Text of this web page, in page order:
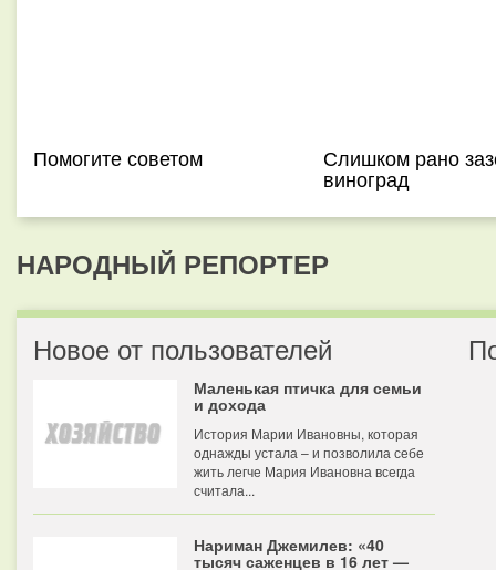
Помогите советом Слишком рано
виноград
НАРОДНЫЙ РЕПОРТЕР
Новое от пользователей
Маленькая птичка для семьи
и дохода
История Марии Ивановны, которая
однажды устала – и позволила себе
жить легче Мария Ивановна всегда
считала...
Нариман Джемилев: «40
тысяч саженцев в 16 лет —